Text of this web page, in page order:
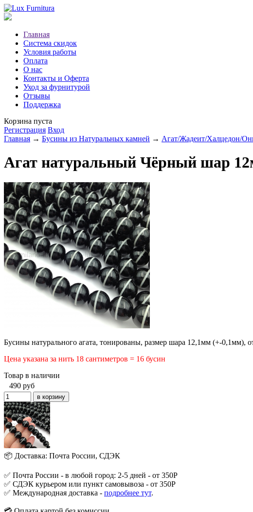
Главная
Система скидок
Условия работы
Оплата
О нас
Контакты и Оферта
Уход за фурнитурой
Отзывы
Поддержка
Корзина пуста
Регистрация Вход
Главная → Бусины из Натуральных камней → Агат/Жадеит/Халцедон/
Агат натуральный Чёрный шар
Бусины натурального агата, тонированы, размер шара 12,1мм (+-0,1мм),
Цена указана за нить 18 сантиметров = 16 бусин
Товар в наличии
490 руб
📦 Доставка: Почта России, СДЭК
✅ Почта России - в любой город: 2-5 дней - от 350Р
✅ СДЭК курьером или пункт самовывоза - от 350Р
✅ Международная доставка - подробнее тут.